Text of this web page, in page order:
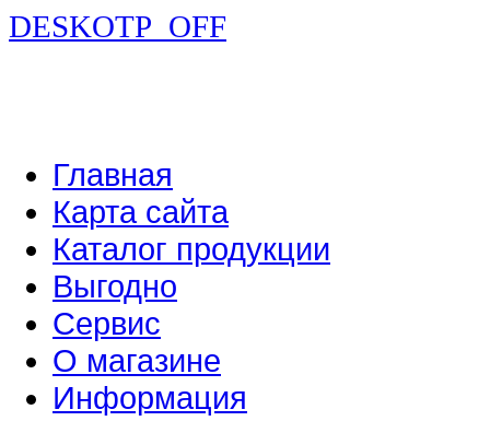
DESKOTP_OFF
Главная
Карта сайта
Каталог продукции
Выгодно
Сервис
О магазине
Информация